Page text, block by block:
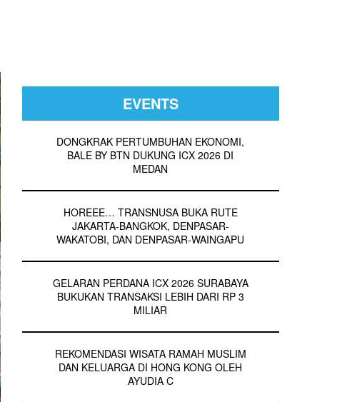
EVENTS
DONGKRAK PERTUMBUHAN EKONOMI,
BALE BY BTN DUKUNG ICX 2026 DI
MEDAN
HOREEE… TRANSNUSA BUKA RUTE
JAKARTA-BANGKOK, DENPASAR-
WAKATOBI, DAN DENPASAR-WAINGAPU
GELARAN PERDANA ICX 2026 SURABAYA
BUKUKAN TRANSAKSI LEBIH DARI RP 3
MILIAR
REKOMENDASI WISATA RAMAH MUSLIM
DAN KELUARGA DI HONG KONG OLEH
AYUDIA C